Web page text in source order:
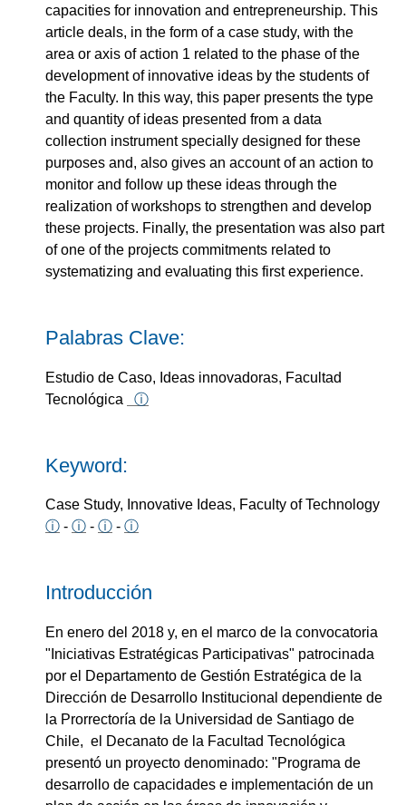
capacities for innovation and entrepreneurship. This
article deals, in the form of a case study, with the
area or axis of action 1 related to the phase of the
development of innovative ideas by the students of
the Faculty. In this way, this paper presents the type
and quantity of ideas presented from a data
collection instrument specially designed for these
purposes and, also gives an account of an action to
monitor and follow up these ideas through the
realization of workshops to strengthen and develop
these projects. Finally, the presentation was also part
of one of the projects commitments related to
systematizing and evaluating this first experience.
Palabras Clave:
Estudio de Caso, Ideas innovadoras, Facultad
Tecnológica
ⓘ
Keyword:
Case Study, Innovative Ideas, Faculty of Technology
ⓘ - ⓘ - ⓘ - ⓘ
Introducción
En enero del 2018 y, en el marco de la convocatoria
"Iniciativas Estratégicas Participativas" patrocinada
por el Departamento de Gestión Estratégica de la
Dirección de Desarrollo Institucional dependiente de
la Prorrectoría de la Universidad de Santiago de
Chile, el Decanato de la Facultad Tecnológica
presentó un proyecto denominado: "Programa de
desarrollo de capacidades e implementación de un